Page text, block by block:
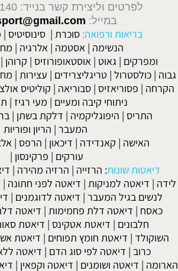
לפרטים וליצירת קשר בנייד: 052-8567140
במייל:
בריאות ורפואה: סוכרת | סינוסיטיס |
הנשימה |אסטמה |אלרגיה |
ומפרקים | גאוט | אוסטאופורוזיס | קרוהן |
גבוה |כולסטרול |טריגליצרידים | עצירות |
הקרחה | פסוריאזיס |סבוריאה | קוליטיס
ניתוחי קיבה ומעיים | מעי רגיז |
התריס | היפוגליקמיה | דלקת בשתן |
המעבר | הריון ופוריות
האישה | קאנדידה | דיכאון | הרפס |
עורקים | פרקינסון |
דיאטות שונות: הרזייה | הרזיה מהירה |
לידה | דיאטה למניקות | דיאטה לפני חתונה |
לנשים בגיל המעבר | דיאטה לדוגמנים |
כאסח | דיאטה דלת פחמימות | דיאטה
חלבונים | דיאטת אטקינס | דיאטת
השוקולד | דיאטת חומץ תפוחים | דיאטת
כרוב | דיאטה לפי סוג הדם | דיאטה
הארומה | דיאטה ושומנים | דיאטה וקפאין |